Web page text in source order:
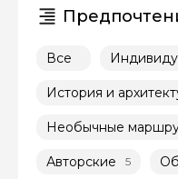
Все
История и
Необычные
Авторские 5